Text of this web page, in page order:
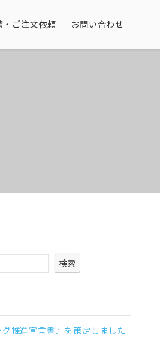
・ご注文依頼 お問い合わせ
検索
グ推進宣言書』を策定しました